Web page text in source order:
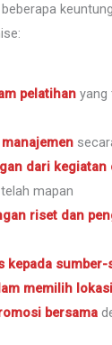
pelatihan yang
dari kegiatan
mapan
riset dan
kepada
memilih lokasi
bersama